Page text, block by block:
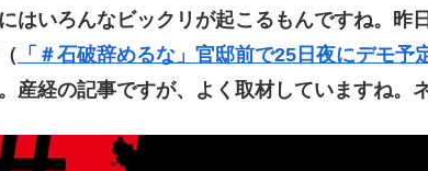
はいろんなビックリが起こるもんですね。昨
「＃石破辞めるな」官邸前で25日夜にデモ
産経の記事ですが、よく取材していますね。